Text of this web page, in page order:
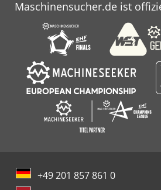
Maschinensucher.de ist
+49 201 857 861 0